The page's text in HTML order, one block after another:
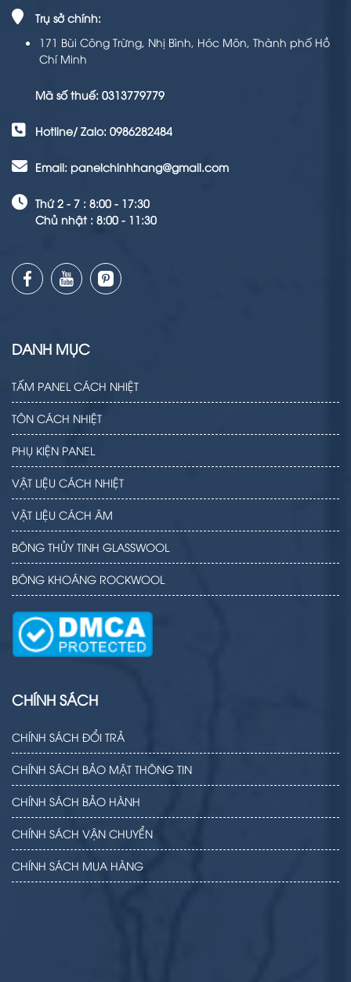
Trụ sở chính:
171 Bùi Công Trừng, Nhị Bình, Hóc Môn, Thành phố Hồ
Chí Minh
Mã số thuế: 0313779779
Hotline/ Zalo: 0986282484
Email: panelchinhhang@gmail.com
Thứ 2 - 7 : 8:00 - 17:30
Chủ nhật : 8:00 - 11:30
DANH MỤC
TẤM PANEL CÁCH NHIỆT
TÔN CÁCH NHIỆT
PHỤ KIỆN PANEL
VẬT LIỆU CÁCH NHIỆT
VẬT LIỆU CÁCH ÂM
BÔNG THỦY TINH GLASSWOOL
BÔNG KHOÁNG ROCKWOOL
CHÍNH SÁCH
CHÍNH SÁCH ĐỔI TRẢ
CHÍNH SÁCH BẢO MẬT THÔNG TIN
CHÍNH SÁCH BẢO HÀNH
CHÍNH SÁCH VẬN CHUYỂN
CHÍNH SÁCH MUA HÀNG